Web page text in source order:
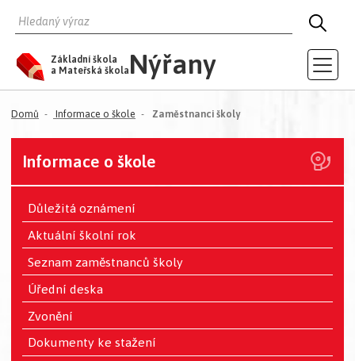
HLEDAT
Základní škola
a Mateřská škola Nýřany
Domů Informace o škole Zaměstnanci školy(aktuální)
Informace o škole
Důležitá oznámení
Aktuální školní rok
Seznam zaměstnanců školy
Úřední deska
Zvonění
Dokumenty ke stažení